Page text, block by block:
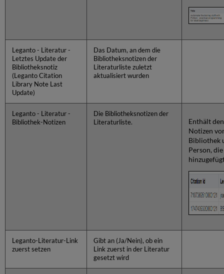
Leganto - Literatur -
Letztes Update der
Bibliotheksnotiz
(Leganto Citation
Library Note Last
Update)
Das Datum, an dem die
Bibliotheksnotizen der
Literaturliste zuletzt
aktualisiert wurden
Leganto - Literatur -
Bibliothek-Notizen
Die Bibliotheksnotizen der
Literaturliste.
Enthält
Notizen
Bibliothek
Person,
Leganto-Literatur-Link
zuerst setzen
Gibt an (Ja/Nein), ob ein
Link zuerst in der Literatur
gesetzt wird